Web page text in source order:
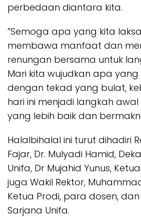
perbedaan diantara kita.
”Semoga apa yang kita
membawa manfaat dan
renungan bersama untuk
Mari kita wujudkan apa
dengan tekad yang bulat,
hari ini menjadi langkah
yang lebih baik dan
Halalbihalal ini turut dihadiri
Fajar, Dr. Mulyadi Hamid,
Unifa, Dr Mujahid Yunus,
juga Wakil Rektor,
Ketua Prodi, para dosen,
Sarjana Unifa.